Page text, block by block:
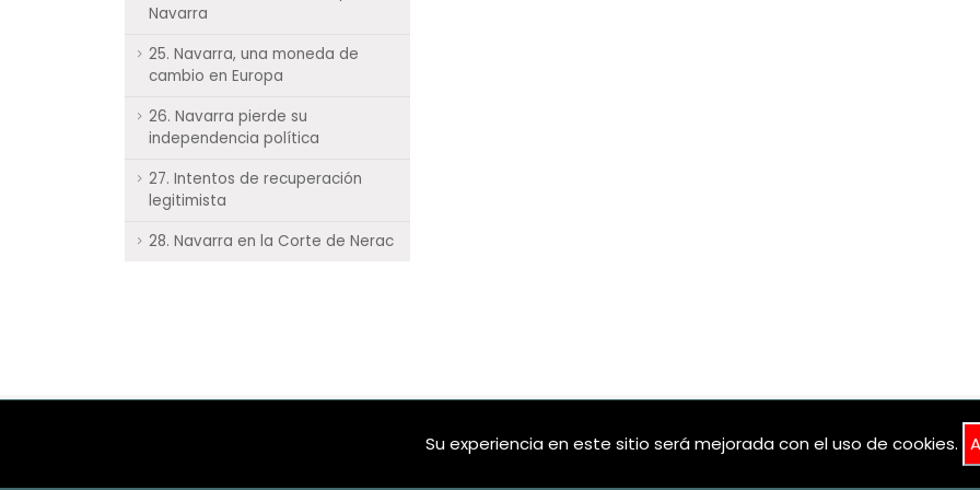
Navarra
25. Navarra, una moneda de
cambio en Europa
26. Navarra pierde su
independencia política
27. Intentos de recuperación
legitimista
28. Navarra en la Corte de Nerac
Todos los derechos reservas. 2005-2026 Fundación Lebrel Blanco
Su experiencia en este sitio será mejorada con el uso de cookies.